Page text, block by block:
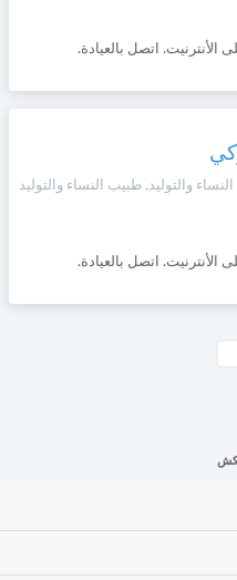
اتصل بالعيادة.
والتوليد, طبيب النساء والتوليد
اتصل بالعيادة.